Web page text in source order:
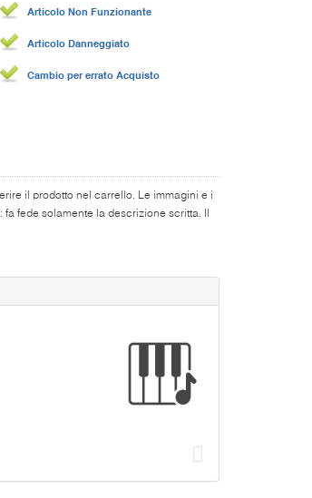
Articolo Non Funzionante
Articolo Danneggiato
Cambio per errato Acquisto
il prodotto nel carrello. Le immagini e i
fede solamente la descrizione scritta. Il